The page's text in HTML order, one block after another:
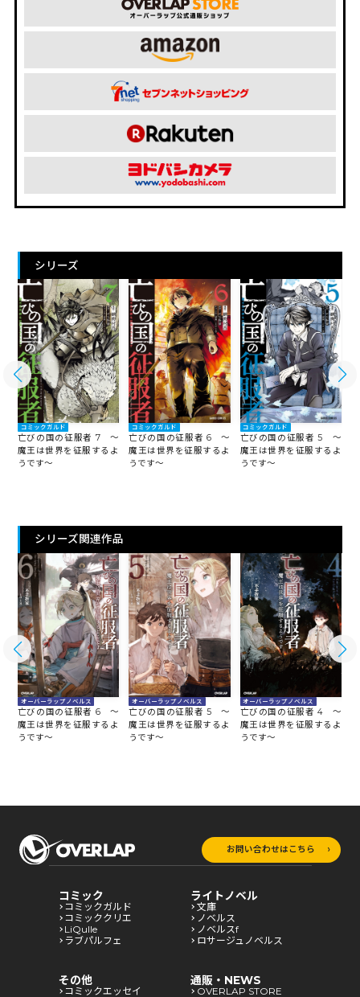
シリーズ
コミックガルド
亡びの国の征服者 7 ～
魔王は世界を征服するよ
うです～
コミックガルド
亡びの国の征服者 6 ～
魔王は世界を征服するよ
うです～
コミックガルド
亡びの国の征服者 5 ～
魔王は世界を征服するよ
うです～
シリーズ関連作品
オーバーラップノベルス
亡びの国の征服者 6 ～
魔王は世界を征服するよ
うです～
オーバーラップノベルス
亡びの国の征服者 5 ～
魔王は世界を征服するよ
うです～
オーバーラップノベルス
亡びの国の征服者 4 ～
魔王は世界を征服するよ
うです～
お問い合わせはこちら
コミック
コミックガルド
コミッククリエ
LiQulle
ラブパルフェ
ライトノベル
文庫
ノベルス
ノベルスf
ロサージュノベルス
その他
コミックエッセイ
通販・NEWS
OVERLAP STORE